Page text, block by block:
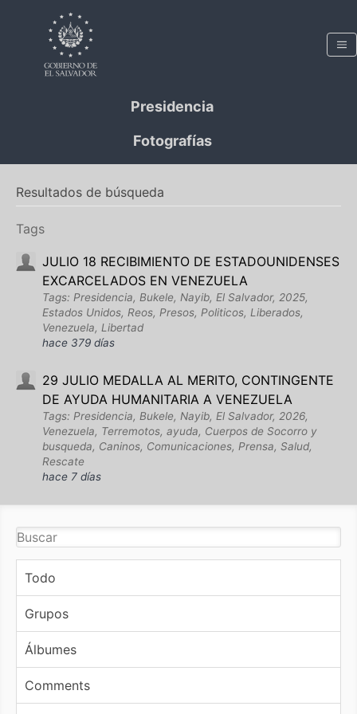
Presidencia
Fotografías
Resultados de búsqueda
Tags
JULIO 18 RECIBIMIENTO DE ESTADOUNIDENSES
EXCARCELADOS EN VENEZUELA
Tags: Presidencia, Bukele, Nayib, El Salvador, 2025,
Estados Unidos, Reos, Presos, Politicos, Liberados,
Venezuela, Libertad
hace 379 días
29 JULIO MEDALLA AL MERITO, CONTINGENTE
DE AYUDA HUMANITARIA A VENEZUELA
Tags: Presidencia, Bukele, Nayib, El Salvador, 2026,
Venezuela, Terremotos, ayuda, Cuerpos de Socorro y
busqueda, Caninos, Comunicaciones, Prensa, Salud,
Rescate
hace 7 días
Todo
Grupos
Álbumes
Comments